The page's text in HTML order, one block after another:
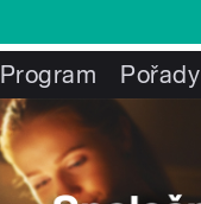
Program Pořady